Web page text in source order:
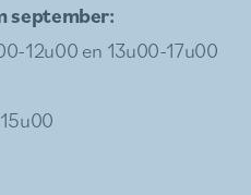
september:
12u00 en 13u00-17u00